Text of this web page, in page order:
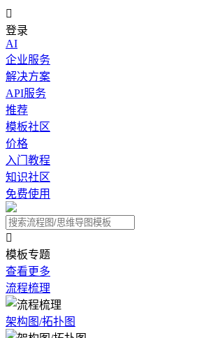

登录
AI
企业服务
解决方案
API服务
推荐
模板社区
价格
入门教程
知识社区
免费使用

模板专题
查看更多
流程梳理
架构图/拓扑图